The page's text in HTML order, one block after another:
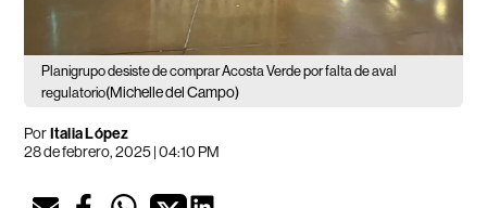
Planigrupo desiste de comprar Acosta Verde por falta de aval
regulatorio(Michelle del Campo)
PorItalia López
28 de febrero, 2025 | 04:10 PM